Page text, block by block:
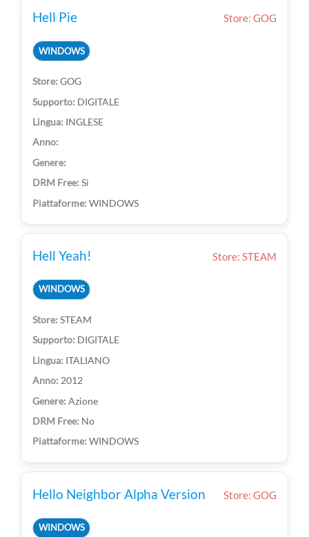
Hell Pie Store: GOG
WINDOWS
GOG
DIGITALE
INGLESE
Sì
WINDOWS
Hell Yeah! Store: STEAM
WINDOWS
STEAM
DIGITALE
ITALIANO
2012
Azione
No
WINDOWS
Hello Neighbor Alpha Version Store: GOG
WINDOWS